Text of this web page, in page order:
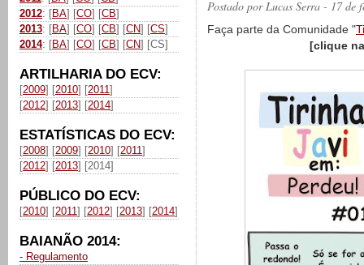
2012: [BA] [CO] [CB]
2013: [BA] [CO] [CB] [CN] [CS]
2014: [BA] [CO] [CB] [CN] [CS]
ARTILHARIA DO ECV:
[2009] [2010] [2011]
[2012] [2013] [2014]
ESTATÍSTICAS DO ECV:
[2008] [2009] [2010] [2011]
[2012] [2013] [2014]
PÚBLICO DO ECV:
[2010] [2011] [2012] [2013] [2014]
BAIANÃO 2014:
- Regulamento
Postado porLucas Serra - 17 de
Faça parte da Comunidade "
[clique